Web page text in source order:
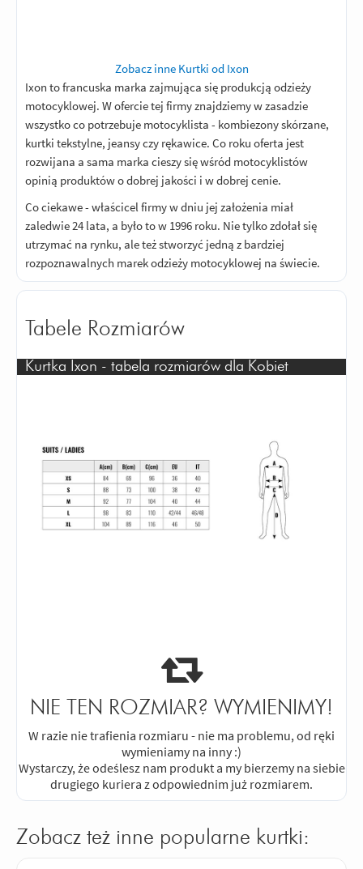
Zobacz inne Kurtki od Ixon
Ixon to francuska marka zajmująca się produkcją odzieży
motocyklowej. W ofercie tej firmy znajdziemy w zasadzie
wszystko co potrzebuje motocyklista - kombiezony skórzane,
kurtki tekstylne, jeansy czy rękawice. Co roku oferta jest
rozwijana a sama marka cieszy się wśród motocyklistów
opinią produktów o dobrej jakości i w dobrej cenie.
Co ciekawe - właścicel firmy w dniu jej założenia miał
zaledwie 24 lata, a było to w 1996 roku. Nie tylko zdołał się
utrzymać na rynku, ale też stworzyć jedną z bardziej
rozpoznawalnych marek odzieży motocyklowej na świecie.
Tabele Rozmiarów
Kurtka Ixon - tabela rozmiarów dla Kobiet
NIE TEN ROZMIAR? WYMIENIMY!
W razie nie trafienia rozmiaru - nie ma problemu, od ręki
wymieniamy na inny :)
Wystarczy, że odeślesz nam produkt a my bierzemy na siebie
drugiego kuriera z odpowiednim już rozmiarem.
Zobacz też inne popularne kurtki: